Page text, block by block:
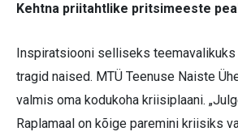
Kehtna priitahtlike pritsimeeste
Inspiratsiooni selliseks
tragid naised. MTÜ Teenuse Naiste
valmis oma kodukoha kriisiplaani.
Raplamaal on kõige paremini kriisiks